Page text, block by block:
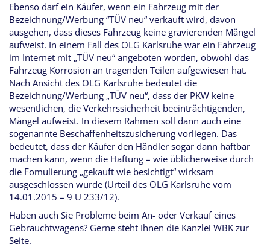
Ebenso darf ein Käufer, wenn ein Fahrzeug mit der
Bezeichnung/Werbung “TÜV neu“ verkauft wird, davon
ausgehen, dass dieses Fahrzeug keine gravierenden Mängel
aufweist. In einem Fall des OLG Karlsruhe war ein Fahrzeug
im Internet mit „TÜV neu“ angeboten worden, obwohl das
Fahrzeug Korrosion an tragenden Teilen aufgewiesen hat.
Nach Ansicht des OLG Karlsruhe bedeutet die
Bezeichnung/Werbung „TÜV neu“, dass der PKW keine
wesentlichen, die Verkehrssicherheit beeinträchtigenden,
Mängel aufweist. In diesem Rahmen soll dann auch eine
sogenannte Beschaffenheitszusicherung vorliegen. Das
bedeutet, dass der Käufer den Händler sogar dann haftbar
machen kann, wenn die Haftung – wie üblicherweise durch
die Fomulierung „gekauft wie besichtigt“ wirksam
ausgeschlossen wurde (Urteil des OLG Karlsruhe vom
14.01.2015 – 9 U 233/12).
Haben auch Sie Probleme beim An- oder Verkauf eines
Gebrauchtwagens? Gerne steht Ihnen die Kanzlei WBK zur
Seite.